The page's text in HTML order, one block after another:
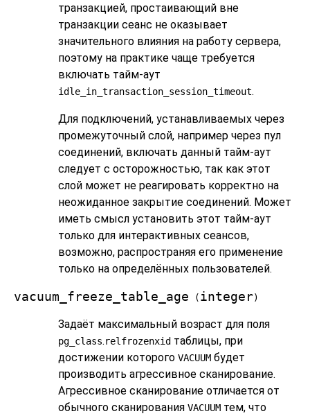
транзакцией, простаивающий вне
транзакции сеанс не оказывает
значительного влияния на работу сервера,
поэтому на практике чаще требуется
включать тайм-аут
idle_in_transaction_session_timeout.
Для подключений, устанавливаемых через
промежуточный слой, например через пул
соединений, включать данный тайм-аут
следует с осторожностью, так как этот
слой может не реагировать корректно на
неожиданное закрытие соединений. Может
иметь смысл установить этот тайм-аут
только для интерактивных сеансов,
возможно, распространяя его применение
только на определённых пользователей.
vacuum_freeze_table_age ( integer)
Задаёт максимальный возраст для поля
pg_class.relfrozenxid таблицы, при
достижении которого VACUUM будет
производить агрессивное сканирование.
Агрессивное сканирование отличается от
обычного сканирования VACUUM тем, что